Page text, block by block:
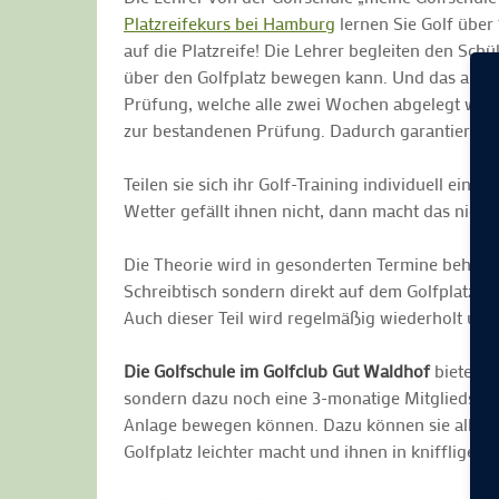
Platzreifekurs bei Hamburg lernen Sie Golf über
auf die Platzreife! Die Lehrer begleiten den
über den Golfplatz bewegen kann. Und das
Prüfung, welche alle zwei Wochen abgelegt
zur bestandenen Prüfung. Dadurch garantiert
Teilen sie sich ihr Golf-Training individuell ein.
Wetter gefällt ihnen nicht, dann macht das
Die Theorie wird in gesonderten Termine
Schreibtisch sondern direkt auf dem Golfplatz
Auch dieser Teil wird regelmäßig wiederholt
Die Golfschule im Golfclub Gut Waldhofbietet
sondern dazu noch eine 3-monatige
Anlage bewegen können. Dazu können sie alle
Golfplatz leichter macht und ihnen in kniffligen